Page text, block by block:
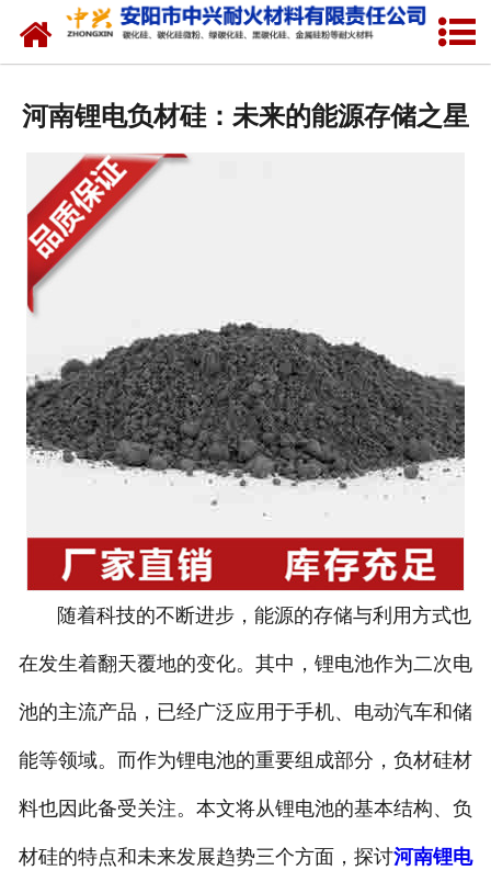
网站首页
河南锂电负材硅：未来的能源存储之星
随着科技的不断进步，能源的存储与利用方式也
在发生着翻天覆地的变化。其中，锂电池作为二次电
池的主流产品，已经广泛应用于手机、电动汽车和储
能等领域。而作为锂电池的重要组成部分，负材硅材
料也因此备受关注。本文将从锂电池的基本结构、负
材硅的特点和未来发展趋势三个方面，探讨河南锂电